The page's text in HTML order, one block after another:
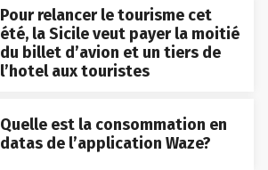
Pour relancer le tourisme cet
été, la Sicile veut payer la moitié
du billet d’avion et un tiers de
l’hotel aux touristes
Quelle est la consommation en
datas de l’application Waze?